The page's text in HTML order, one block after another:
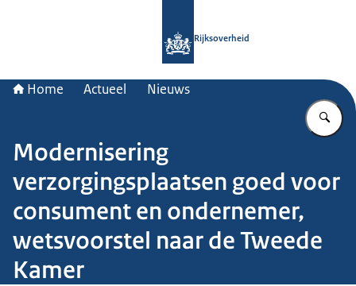
Rijksoverheid
Home Actueel Nieuws
Modernisering
verzorgingsplaatsen goed voor
consument en ondernemer,
wetsvoorstel naar de Tweede
Kamer